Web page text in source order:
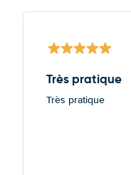
Très pratique
Très pratique